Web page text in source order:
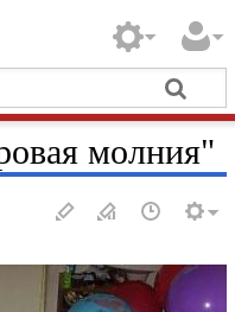
молния"